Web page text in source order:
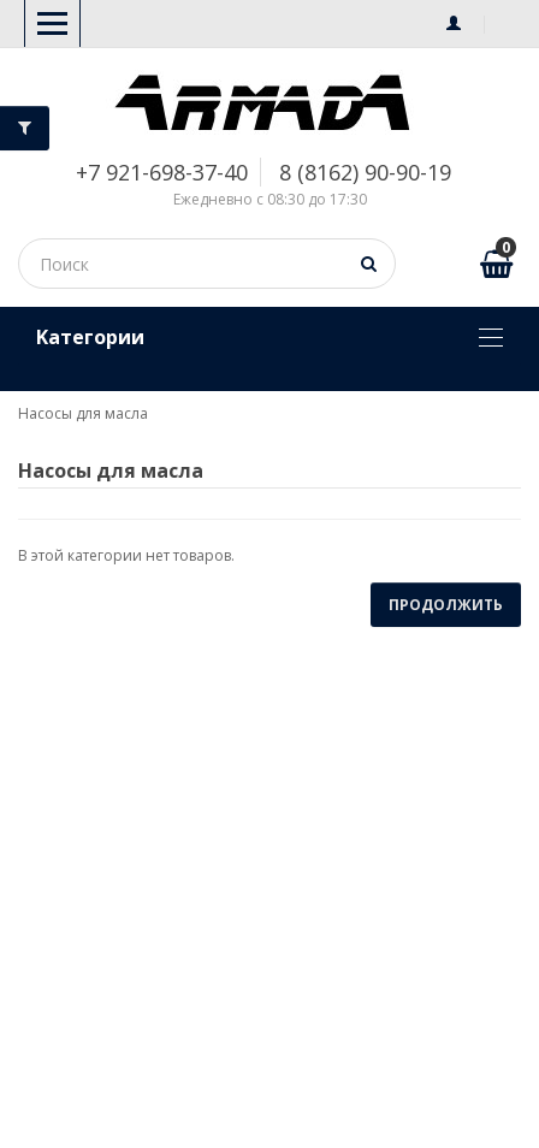
+7 921-698-37-40 8 (8162) 90-90-19
Ежедневно с 08:30 до 17:30
0
Kатегории
Насосы для масла
Насосы для масла
В этой категории нет товаров.
ПРОДОЛЖИТЬ